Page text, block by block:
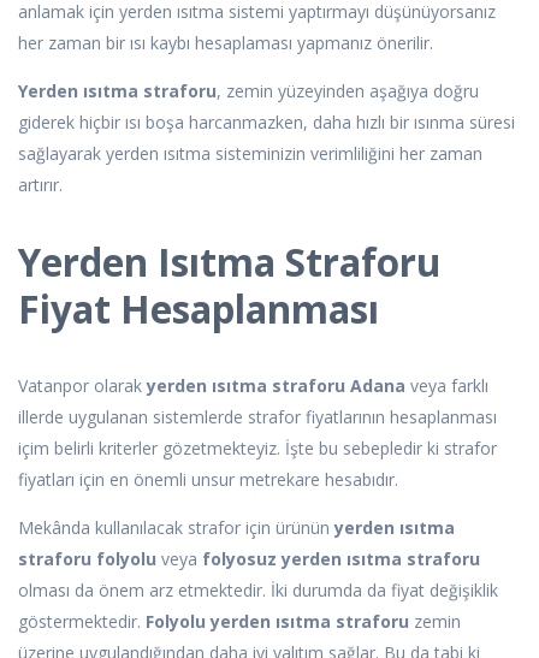
anlamak için yerden ısıtma sistemi yaptırmayı düşünüyorsanız
her zaman bir ısı kaybı hesaplaması yapmanız önerilir.
Yerden ısıtma straforu, zemin yüzeyinden aşağıya doğru
giderek hiçbir ısı boşa harcanmazken, daha hızlı bir ısınma süresi
sağlayarak yerden ısıtma sisteminizin verimliliğini her zaman
artırır.
Yerden Isıtma Straforu
Fiyat Hesaplanması
Vatanpor olarakyerden ısıtma straforu Adana veya farklı
illerde uygulanan sistemlerde strafor fiyatlarının hesaplanması
içim belirli kriterler gözetmekteyiz. İşte bu sebepledir ki strafor
fiyatları için en önemli unsur metrekare hesabıdır.
Mekânda kullanılacak strafor için ürününyerden ısıtma
straforu folyolu veya folyosuz yerden ısıtma straforu
olması da önem arz etmektedir. İki durumda da fiyat değişiklik
göstermektedir. Folyolu yerden ısıtma straforu zemin
üzerine uygulandığından daha iyi yalıtım sağlar. Bu da tabi ki